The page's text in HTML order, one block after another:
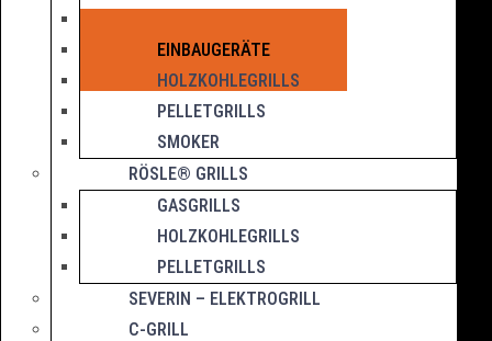
EINBAUGERÄTE
HOLZKOHLEGRILLS
PELLETGRILLS
SMOKER
RÖSLE® GRILLS
GASGRILLS
HOLZKOHLEGRILLS
PELLETGRILLS
SEVERIN – ELEKTROGRILL
C-GRILL